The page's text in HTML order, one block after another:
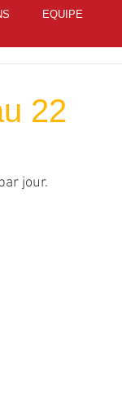
EQUIPE
22
jour.